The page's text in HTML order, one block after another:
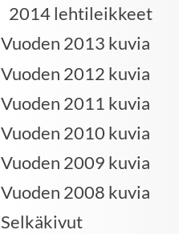
2014 lehtileikkeet
Vuoden 2013 kuvia
Vuoden 2012 kuvia
Vuoden 2011 kuvia
Vuoden 2010 kuvia
Vuoden 2009 kuvia
Vuoden 2008 kuvia
Selkäkivut